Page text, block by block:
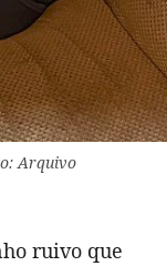
Arquivo
ruivo que